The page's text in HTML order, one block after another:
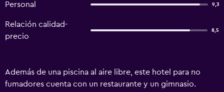
Personal 9,3
Relación calidad-
precio
8,5
Además de una piscina al aire libre, este hotel para no
fumadores cuenta con un restaurante y un gimnasio.